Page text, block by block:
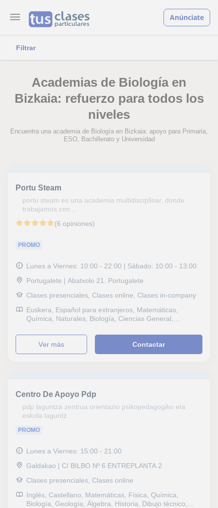
Anúnciate
Filtrar
Academias de Biología en
Bizkaia: refuerzo para todos los
niveles
Encuentra una academia de Biología en Bizkaia: apoyo para Primaria,
ESO, Bachillerato y Universidad
Portu Steam
portu steam es una academia multidisciplinar, donde
trabajamos con...
(6 opiniones)
PROMO
Lunes a Viernes: 10:00 - 22:00 | Sábado: 10:00 - 13:00
Portugalete | Abatxolo 21. Portugalete
Clases presenciales, Clases online, Clases in-company
Euskera, Español para extranjeros, Matemáticas,
Química, Naturales, Biología, Ciencias General,
Graduado en ESO (para adultos), Graduado escolar,
Todos los cursos, Universidad, Ciclos Formativos,
Manualidades, Técnicas de estudio
ver más Contactar
Centro De Apoyo Pdp
pdp laguntza zentrua orientazio psikopedagogiko eta
eskola laguntz.
PROMO
Lunes a Viernes: 15:00 - 21:00
Galdakao | C/ BILBO Nº 6 ENTREPLANTA 2
Clases presenciales, Clases online
Inglés, Castellano, Matemáticas, Física, Química,
Biología, Geología, Álgebra, Historia, Dibujo técnico,